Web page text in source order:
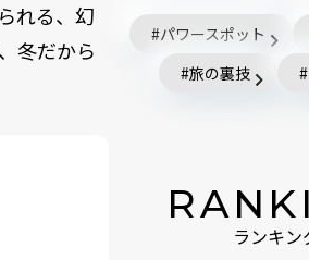
れる、幻
冬だから
パワースポット
旅の裏技
ランキン